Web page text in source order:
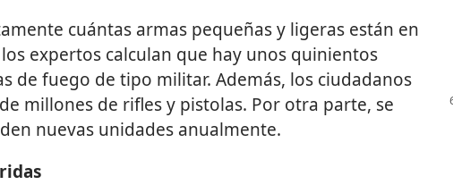
cuántas armas pequeñas y ligeras están en
expertos calculan que hay unos quinientos
de fuego de tipo militar. Además, los ciudadanos
millones de rifles y pistolas. Por otra parte, se
nuevas unidades anualmente.